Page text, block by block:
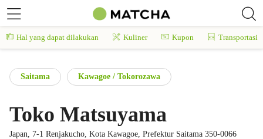
Hal yang dapat dilakukan Kuliner Kupon Transportasi
Saitama Kawagoe / Tokorozawa
Toko Matsuyama
Japan, 7-1 Renjakucho, Kota Kawagoe, Prefektur Saitama 350-0066